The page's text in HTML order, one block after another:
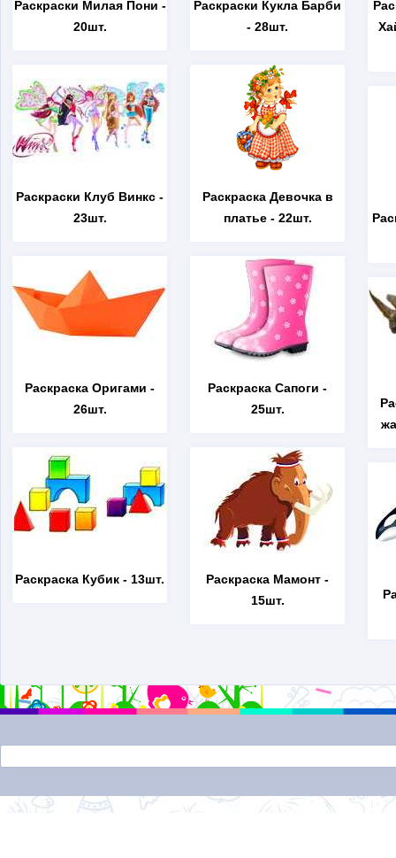
Раскраски Милая Пони -
20шт.
Раскраски Клуб Винкс -
23шт.
Раскраска Оригами -
26шт.
Раскраска Кубик - 13шт.
Раскраски Кукла Барби
- 28шт.
Раскраска Девочка в
платье- 22шт.
Раскраска Сапоги -
25шт.
Раскраска Мамонт -
15шт.